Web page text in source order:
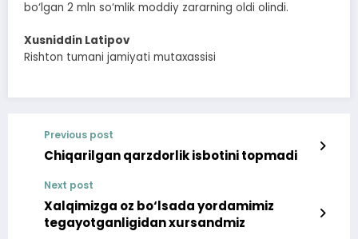
bo‘lgan 2 mln so‘mlik moddiy zararning oldi olindi.
Xusniddin Latipov
Rishton tumani jamiyati mutaxassisi
Previous post
Chiqarilgan qarzdorlik isbotini topmadi
Next post
Xalqimizga oz bo‘lsada yordamimiz
tegayotganligidan xursandmiz